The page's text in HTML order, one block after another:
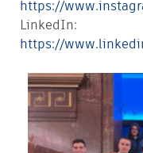
https://
LinkedIn:
https://